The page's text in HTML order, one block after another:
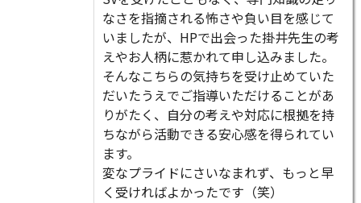
なさを指摘される怖さや負い目を感じて
いましたが、HPで出会った掛井先生の考
えやお人柄に惹かれて申し込みました。
そんなこちらの気持ちを受け止めていた
だいたうえでご指導いただけることがあ
りがたく、自分の考えや対応に根拠を持
ちながら活動できる安心感を得られてい
ます。
変なプライドにさいなまれず、もっと早
く受ければよかったです（笑）